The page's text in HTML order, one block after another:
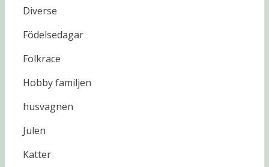
Diverse
Födelsedagar
Folkrace
Hobby familjen
husvagnen
Julen
Katter